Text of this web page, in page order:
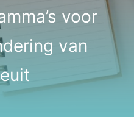
voor
van